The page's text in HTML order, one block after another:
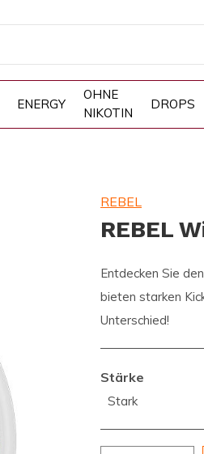
ENERGY
OHNE
NIKOTIN
DROPS
REBEL
REBEL
Entdecken Sie
bieten starken
Unterschied!
Stärke
Stark